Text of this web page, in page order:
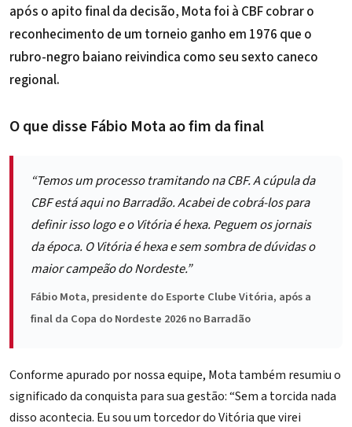
após o apito final da decisão, Mota foi à CBF cobrar o
reconhecimento de um torneio ganho em 1976 que o
rubro-negro baiano reivindica como seu sexto caneco
regional.
O que disse Fábio Mota ao fim da final
“Temos um processo tramitando na CBF. A cúpula da
CBF está aqui no Barradão. Acabei de cobrá-los para
definir isso logo e o Vitória é hexa. Peguem os jornais
da época. O Vitória é hexa e sem sombra de dúvidas o
maior campeão do Nordeste.”
Fábio Mota, presidente do Esporte Clube Vitória, após a
final da Copa do Nordeste 2026 no Barradão
Conforme apurado por nossa equipe, Mota também resumiu o
significado da conquista para sua gestão: “Sem a torcida nada
disso acontecia. Eu sou um torcedor do Vitória que virei